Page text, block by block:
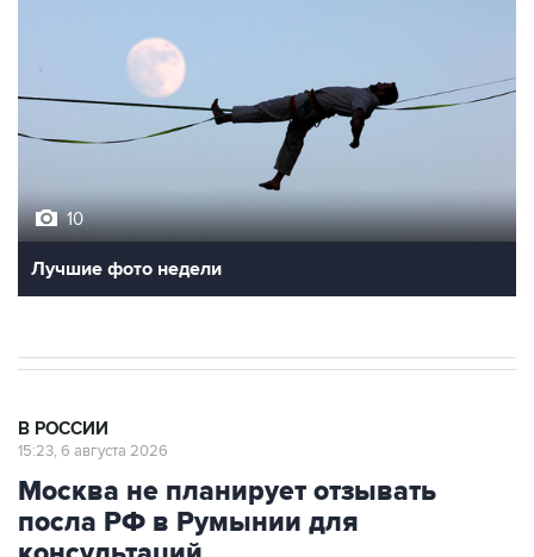
10
Лучшие фото недели
В РОССИИ
15:23, 6 августа 2026
Москва не планирует отзывать
посла РФ в Румынии для